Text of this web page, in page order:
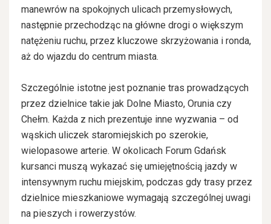
manewrów na spokojnych ulicach przemysłowych,
następnie przechodząc na główne drogi o większym
natężeniu ruchu, przez kluczowe skrzyżowania i ronda,
aż do wjazdu do centrum miasta.
Szczególnie istotne jest poznanie tras prowadzących
przez dzielnice takie jak Dolne Miasto, Orunia czy
Chełm. Każda z nich prezentuje inne wyzwania – od
wąskich uliczek staromiejskich po szerokie,
wielopasowe arterie. W okolicach Forum Gdańsk
kursanci muszą wykazać się umiejętnością jazdy w
intensywnym ruchu miejskim, podczas gdy trasy przez
dzielnice mieszkaniowe wymagają szczególnej uwagi
na pieszych i rowerzystów.